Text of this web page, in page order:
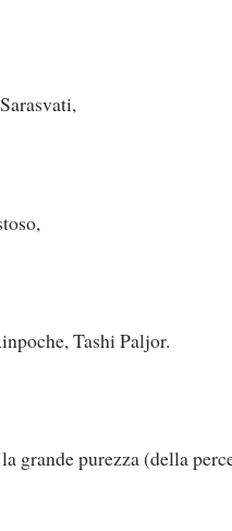
Tashi Paljor.
grande purezza (della